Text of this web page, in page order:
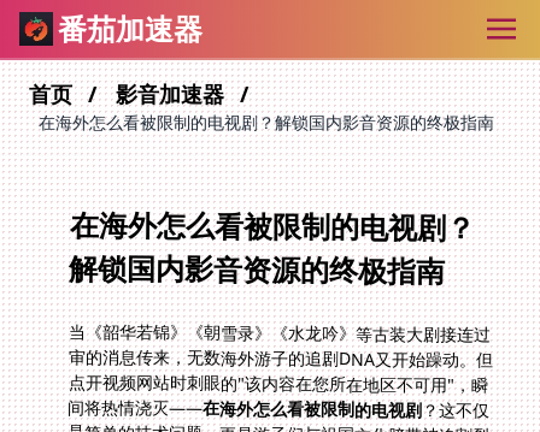
番茄加速器
首页 影音加速器
在海外怎么看被限制的电视剧？解锁国内影音资源的终极指南
在海外怎么看被限制的电视剧？
解锁国内影音资源的终极指南
当《韶华若锦》《朝雪录》《水龙吟》等古装大剧接连过
审的消息传来，无数海外游子的追剧DNA又开始躁动。但
点开视频网站时刺眼的"该内容在您所在地区不可用"，瞬
间将热情浇灭——在海外怎么看被限制的电视剧？这不仅
是简单的技术问题，更是游子们与祖国文化脐带被迫割裂
的情感困境。本文将深度解析地域限制背后的技术原理，